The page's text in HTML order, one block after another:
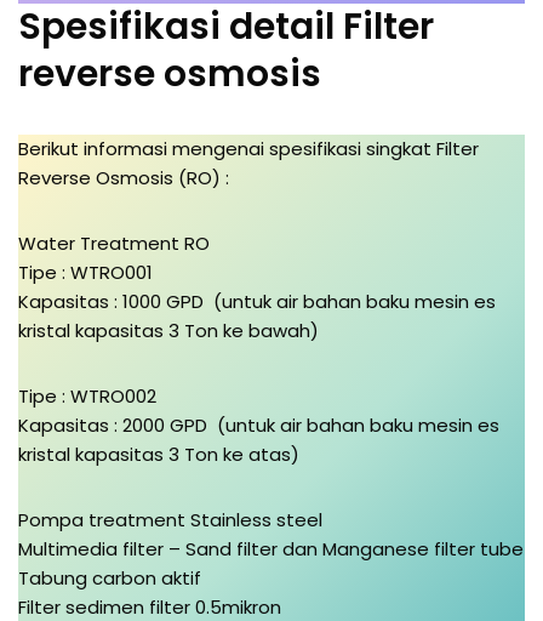
Spesifikasi detail Filter
reverse osmosis
Berikut informasi mengenai spesifikasi singkat Filter
Reverse Osmosis (RO) :
Water Treatment RO
Tipe : WTRO001
Kapasitas : 1000 GPD (untuk air bahan baku mesin es
kristal kapasitas 3 Ton ke bawah)
Tipe : WTRO002
Kapasitas : 2000 GPD (untuk air bahan baku mesin es
kristal kapasitas 3 Ton ke atas)
Pompa treatment Stainless steel
Multimedia filter – Sand filter dan Manganese filter tube
Tabung carbon aktif
Filter sedimen filter 0.5mikron